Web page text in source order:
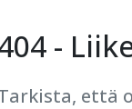
-
että